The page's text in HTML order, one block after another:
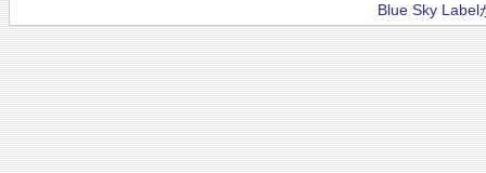
Blue Sky Label